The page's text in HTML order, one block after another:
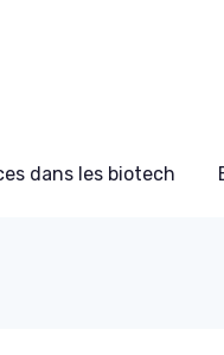
dans les biotech